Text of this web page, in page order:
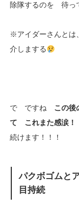
除隊するのを 待っ
※アイダーさんとは
介しまする
で ですね この後
て これまた感涙！
続けます！！！
パクボゴムと
目持続